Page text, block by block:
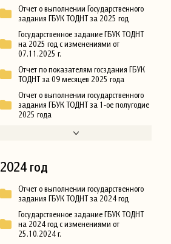
Отчет о выполнении Государственного
задания ГБУК ТОДНТ за 2025 год
Государственное задание ГБУК ТОДНТ
на 2025 год с изменениями от
07.11.2025 г.
Отчет по показателям госздания ГБУК
ТОДНТ за 09 месяцев 2025 года
Отчет о выполнении государственного
задания ГБУК ТОДНТ за 1-ое полугодие
2025 года
2024 год
Отчет о выполнении государственного
задания ГБУК ТОДНТ за 2024 год
Государственное задание ГБУК ТОДНТ
на 2024 год с изменениями от
25.10.2024 г.